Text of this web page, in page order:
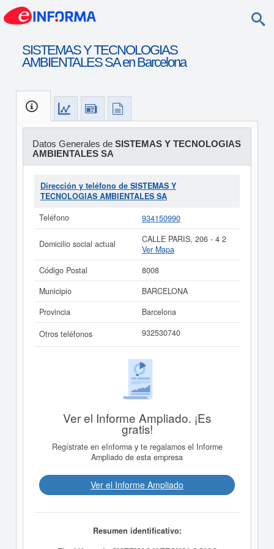
SISTEMAS Y TECNOLOGIAS
AMBIENTALES SA en Barcelona
Datos Generales de SISTEMAS Y TECNOLOGIAS
AMBIENTALES SA
Dirección y teléfono de SISTEMAS Y
TECNOLOGIAS AMBIENTALES SA
Teléfono
934150990
Domicilio social actual
CALLE PARIS, 206 - 4 2
Ver Mapa
Código Postal
8008
Municipio
BARCELONA
Provincia
Barcelona
Otros teléfonos
932530740
Ver el Informe Ampliado. ¡Es
gratis!
Regístrate en eInforma y te regalamos el Informe
Ampliado de esta empresa
Ver el Informe Ampliado
Resumen identificativo: